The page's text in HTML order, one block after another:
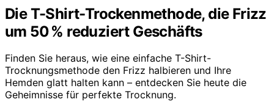
Die T-Shirt-Trockenmethode, die Frizz
um 50 % reduziert Geschäfts
Finden Sie heraus, wie eine einfache T-Shirt-
Trocknungsmethode den Frizz halbieren und Ihre
Hemden glatt halten kann – entdecken Sie heute die
Geheimnisse für perfekte Trocknung.